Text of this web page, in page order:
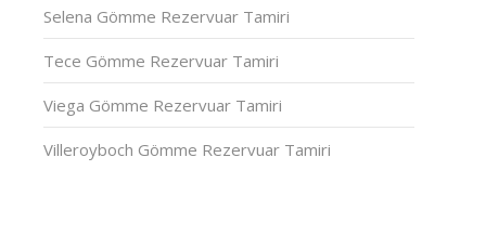
Selena Gömme Rezervuar Tamiri
Tece Gömme Rezervuar Tamiri
Viega Gömme Rezervuar Tamiri
Villeroyboch Gömme Rezervuar Tamiri